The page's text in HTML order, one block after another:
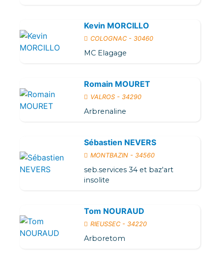
Kevin MORCILLO
COLOGNAC - 30460
MC Elagage
Romain MOURET
VALROS - 34290
Arbrenaline
Sébastien NEVERS
MONTBAZIN - 34560
seb.services 34 et baz'art
insolite
Tom NOURAUD
RIEUSSEC - 34220
Arboretom